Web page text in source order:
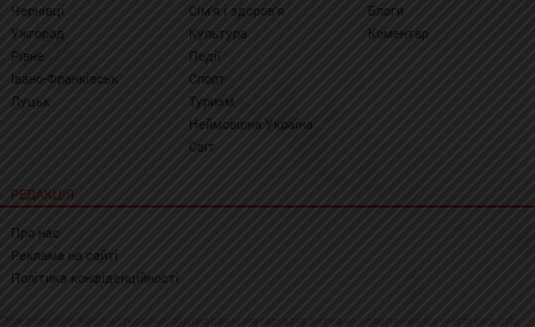
Чернівці
Ужгород
Рівне
Івано-Франківськ
Луцьк
Сім'я і здоров'я
Культура
Події
Спорт
Туризм
Неймовірна Україна
Світ
Блоги
Коментар
РЕДАКЦІЯ
Про нас
Реклама на сайті
Політика конфіденційності